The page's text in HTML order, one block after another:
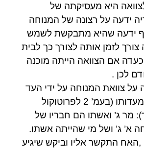
היא מעסיקתה של
ידעה על רצונה של המנוחה
ידעה שהיא מתבקשת לשמש
לזמן אותה לצורך כך לבית
אם הצוואה הייתה מוכנה
לכן .
על צוואת המנוחה על ידי העד
א’ ג’ מתבררות מעדותו (בעמ’ 2 לפרוטוקול
1 ואילך): מר ג’ ואשתו הם חבריו של
א’ ג’ ושל מי שהייתה אשתו.
,האח התקשר אליו וביקש שיגיע